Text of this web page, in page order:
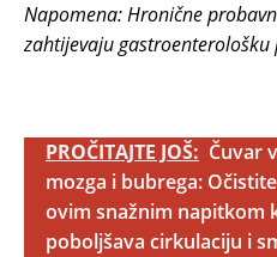
Napomena: Hronične
zahtijevaju gastroenterološku
PROČITAJTE JOŠ: Čuvar
mozga i bubrega:
ovim snažnim napitkom
poboljšava cirkulaciju i